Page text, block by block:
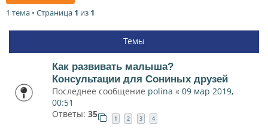
1 тема • Страница 1 из 1
Темы
Как развивать малыша?
Консультации для Сониных друзей
Последнее сообщение polina « 09 мар 2019,
00:51
Ответы: 35 1 2 3 4